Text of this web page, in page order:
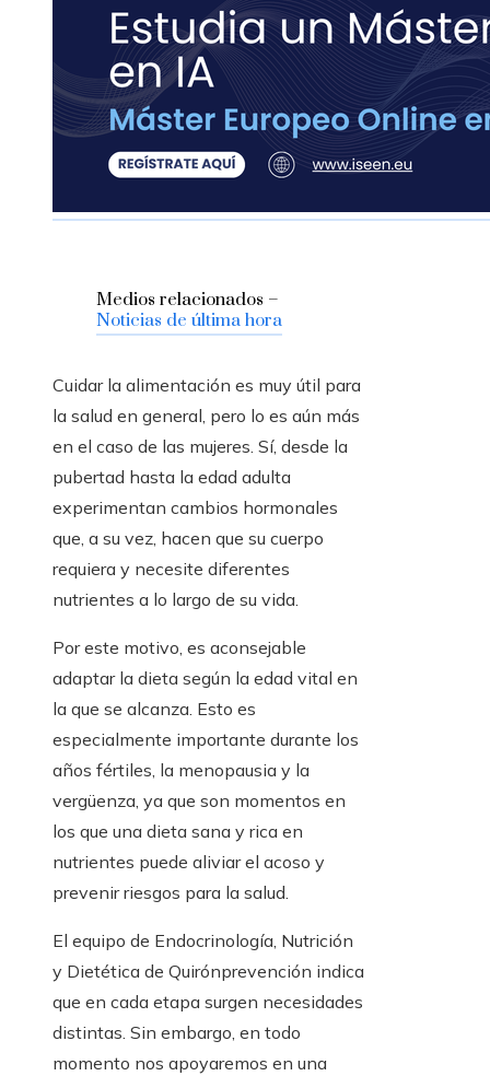
Medios relacionados –
Noticias de última hora
Cuidar la alimentación es muy útil para
la salud en general, pero lo es aún más
en el caso de las mujeres. Sí, desde la
pubertad hasta la edad adulta
experimentan cambios hormonales
que, a su vez, hacen que su cuerpo
requiera y necesite diferentes
nutrientes a lo largo de su vida.
Por este motivo, es aconsejable
adaptar la dieta según la edad vital en
la que se alcanza. Esto es
especialmente importante durante los
años fértiles, la menopausia y la
vergüenza, ya que son momentos en
los que una dieta sana y rica en
nutrientes puede aliviar el acoso y
prevenir riesgos para la salud.
El equipo de Endocrinología, Nutrición
y Dietética de Quirónprevención indica
que en cada etapa surgen necesidades
distintas. Sin embargo, en todo
momento nos apoyaremos en una